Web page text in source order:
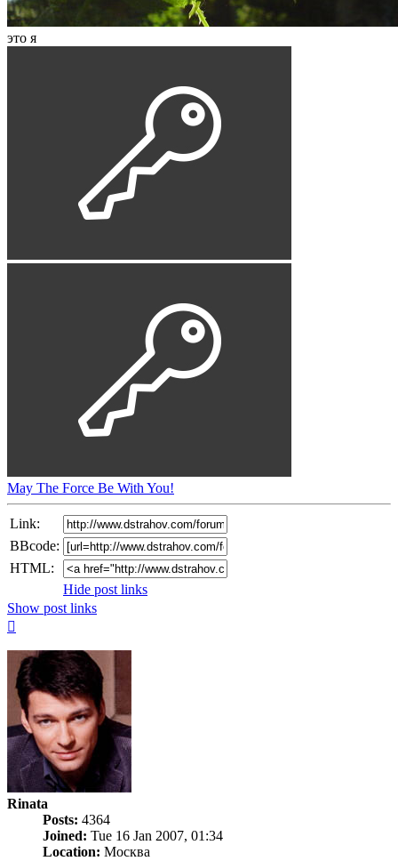
это я
May The Force Be With You!
Link:
BBcode:
HTML:
Hide post links
Show post links
Rinata
Posts: 4364
Joined: Tue 16 Jan 2007, 01:34
Location: Москва